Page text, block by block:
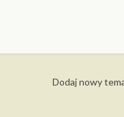
Dodaj nowy